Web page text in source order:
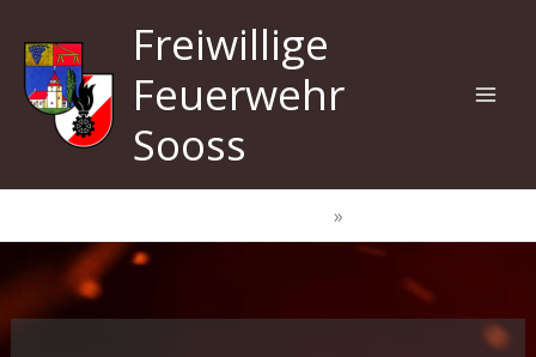
Inhalt
springen
Freiwillige
Feuerwehr
Sooss